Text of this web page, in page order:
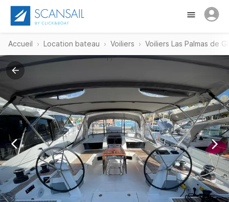
Accueil Location bateau Voiliers Voiliers Las Palmas de